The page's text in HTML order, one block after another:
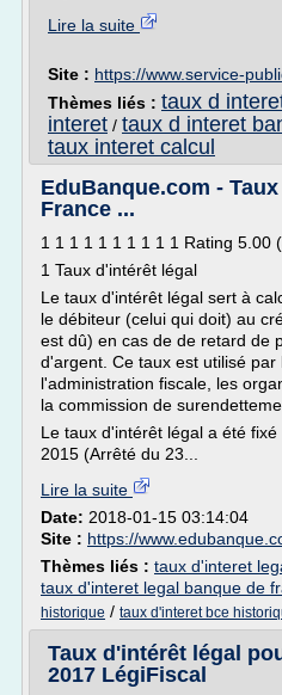
Lire la suite
Site : https://www.service-
Thèmes liés : taux d
interet / taux d interet
taux interet calcul
EduBanque.com -
France ...
1 1 1 1 1 1 1 1 1 1 Rating 5.00
1 Taux d'intérêt légal
Le taux d'intérêt légal sert à
le débiteur (celui qui doit) au
est dû) en cas de de retard de
d'argent. Ce taux est utilisé par
l'administration fiscale, les
la commission de
Le taux d'intérêt légal a été
2015 (Arrêté du 23...
Lire la suite
Date: 2018-01-15 03:14:04
Site : https://
Thèmes liés : taux d'interet
taux d'interet legal banque de
historique / taux d'interet bce
Taux d'intérêt légal
2017 LégiFiscal